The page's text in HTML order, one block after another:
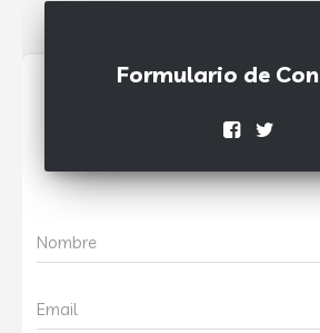
Formulario de
Nombre
Email